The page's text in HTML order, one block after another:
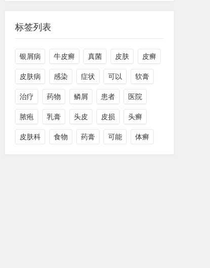
标签列表
银屑病 牛皮癣 真菌 皮肤 皮癣
皮肤病 感染 症状 可以 软膏
治疗 药物 鳞屑 患者 医院
脓疱 乳膏 头皮 皮损 头癣
皮肤科 食物 药膏 可能 体癣